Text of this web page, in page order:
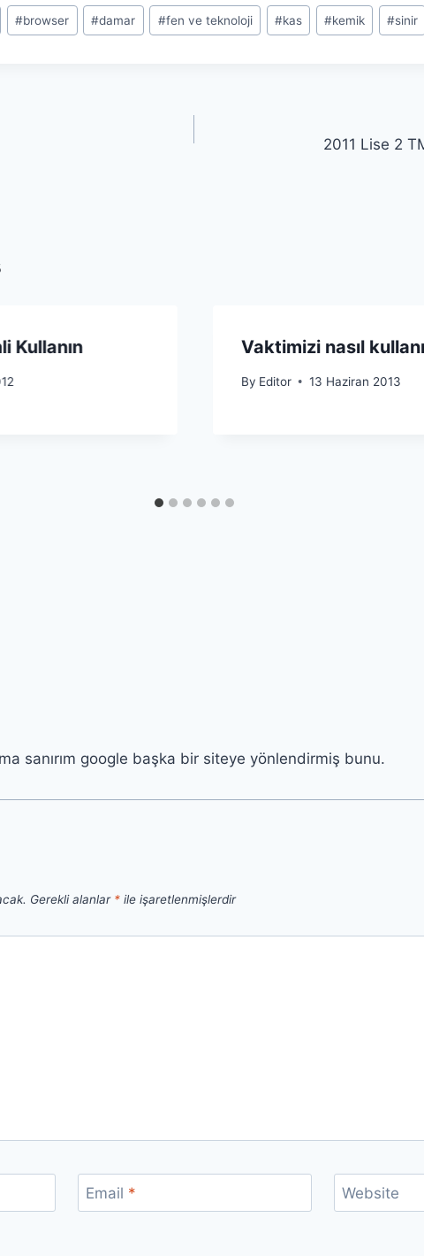
#browser #damar #fen ve teknoloji #kas #kemik #sinir
2011 Lise 2
Kullanın Vaktimizi nasıl
By Editor 13 Haziran 2013
sanırım google başka bir siteye yönlendirmiş bunu.
Gerekli alanlar * ile işaretlenmişlerdir
Email * Website